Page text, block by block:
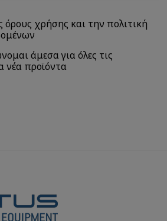
όρους χρήσης και την πολιτική
άμεσα για όλες τις
νέα προϊόντα